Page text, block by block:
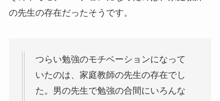
の先生の存在だったそうです。
つらい勉強のモチベーションになって
いたのは、家庭教師の先生の存在でし
た。男の先生で勉強の合間にいろんな